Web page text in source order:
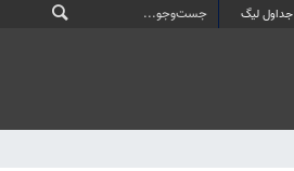
جداول لیگ